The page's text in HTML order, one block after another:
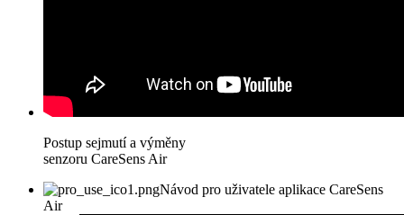
Postup sejmutí a výměny
senzoru CareSens Air
Návod pro uživatele aplikace CareSens
Air